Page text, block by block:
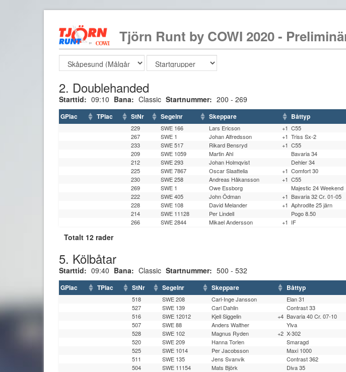
Tjörn Runt by COWI 2020 -
2. Doublehanded
Starttid: 09:10 Bana: Classic Startnummer: 200 - 269
GPlac TPlac StNr Segelnr Skeppare Båttyp
229 SWE 166 Lars Ericson +1 C55
267
SWE 1 Johan Alfredsson +1 Triss Sx-2
233
SWE 517 Rikard Bensryd +1 C55
209
SWE 1059 Martin Ahl Bavaria 34
212
SWE 293 Johan Holmqvist Dehler 34
225
SWE 7867 Oscar Slaattelia +1 Comfort 30
230
SWE 258 Andreas Håkansson +1 C55
269
SWE 1 Owe Essborg Majestic 24 Weekend
222
SWE 405 John Ödman +1 Bavaria 32 Cr. 01-05
228
SWE 108 David Melander +1 Aphrodite 25 järn
214
SWE 11128 Per Lindell Pogo 8.50
266
SWE 2844 Mikael Andersson +1 IF
Totalt 12 rader
5. Kölbåtar
Starttid: 09:40 Bana: Classic Startnummer: 500 - 532
GPlac TPlac StNr Segelnr Skeppare Båttyp
518 SWE 208 Carl-Inge Jansson Elan 31
527
SWE 139 Carl Dahlin Contrast 33
516
SWE 12012 Kjell Siggelin +4 Bavaria 40 Cr. 07-10
507
SWE 88 Anders Walther Ylva
528
SWE 102 Magnus Ryden +2 X-302
520
SWE 209 Hanna Torlen Smaragd
525
SWE 1014 Per Jacobsson Maxi 1000
511
SWE 135 Jens Svanvik Contrast 362
504
SWE 11154 Mats Björk Diva 35